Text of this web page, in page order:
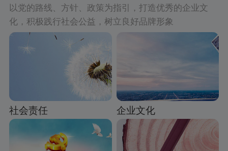
以党的路线、方针、政策为指引，打造优秀的企业文
化，积极践行社会公益，树立良好品牌形象
社会责任 企业文化